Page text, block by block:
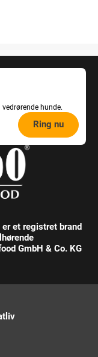
hunde.
Ring nu
er et registret brand
GmbH & Co. KG